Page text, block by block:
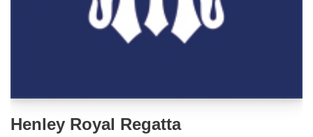
Henley Royal Regatta